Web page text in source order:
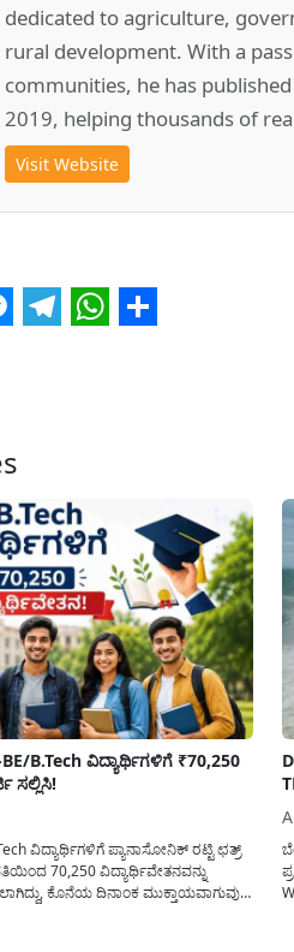
dedicated to agriculture,
rural development. With a
communities, he has
2019, helping thousands of
Visit Website
Telegram
WhatsApp
Share
B.Tech ವಿದ್ಯಾರ್ಥಿಗಳಿಗೆ ₹70,250
ಸಲ್ಲಿಸಿ!
ವಿದ್ಯಾರ್ಥಿಗಳಿಗೆ ಪ್ಯಾನಾಸೋನಿಕ್ ರಟ್ಟಿ ಛತ್ರ್
70,250 ವಿದ್ಯಾರ್ಥಿವೇತನವನ್ನು
ಕೊನೆಯ ದಿನಾಂಕ ಮುಕ್ತಾಯವಾಗುವುದ